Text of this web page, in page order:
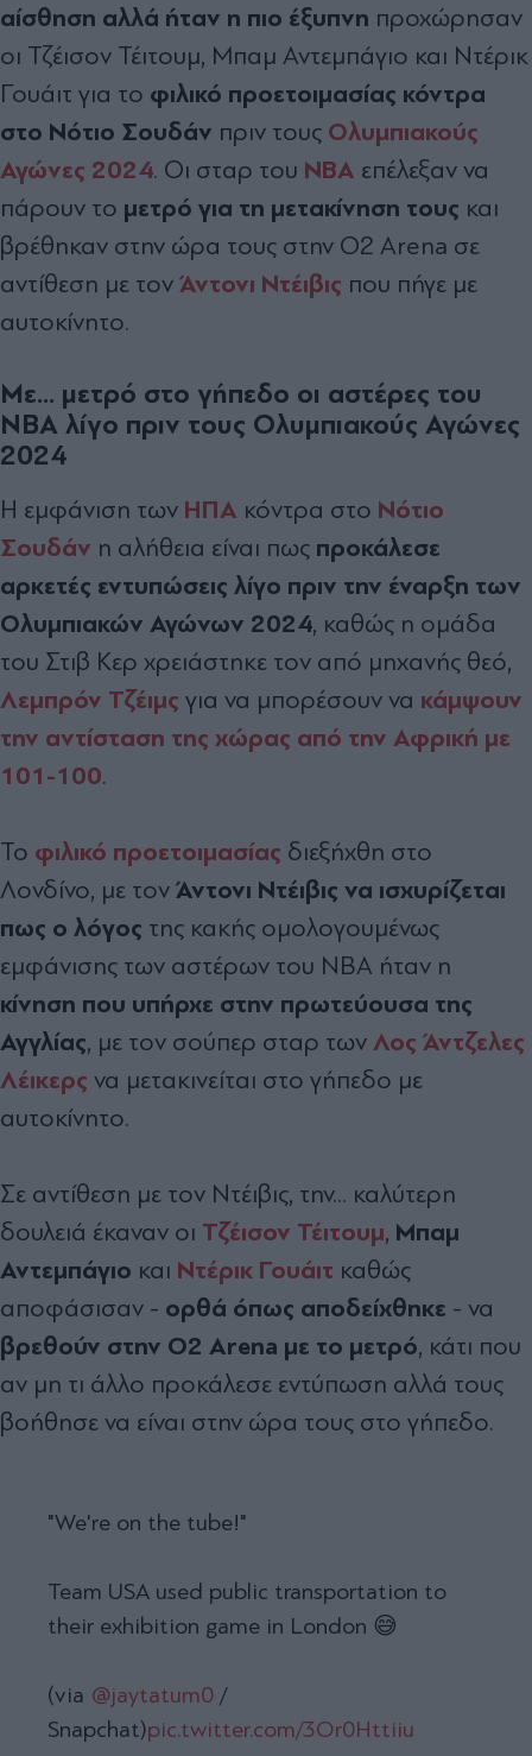
αίσθηση αλλά ήταν η πιο έξυπνη προχώρησαν
οι Τζέισον Τέιτουμ, Μπαμ Αντεμπάγιο και Ντέρικ
Γουάιτ για το φιλικό προετοιμασίας κόντρα
στο Νότιο Σουδάν πριν τους Ολυμπιακούς
Αγώνες 2024. Οι σταρ του NBA επέλεξαν να
πάρουν το μετρό για τη μετακίνηση τους και
βρέθηκαν στην ώρα τους στην O2 Arena σε
αντίθεση με τον Άντονι Ντέιβις που πήγε με
αυτοκίνητο.
Με... μετρό στο γήπεδο οι αστέρες του
NBA λίγο πριν τους Ολυμπιακούς Αγώνες
2024
Η εμφάνιση των ΗΠΑ κόντρα στο Νότιο
Σουδάν η αλήθεια είναι πως προκάλεσε
αρκετές εντυπώσεις λίγο πριν την έναρξη των
Ολυμπιακών Αγώνων 2024, καθώς η ομάδα
του Στιβ Κερ χρειάστηκε τον από μηχανής θεό,
Λεμπρόν Τζέιμς για να μπορέσουν να κάμψουν
την αντίσταση της χώρας από την Αφρική με
101-100.
Το φιλικό προετοιμασίας διεξήχθη στο
Λονδίνο, με τον Άντονι Ντέιβις να ισχυρίζεται
πως ο λόγος της κακής ομολογουμένως
εμφάνισης των αστέρων του NBA ήταν η
κίνηση που υπήρχε στην πρωτεύουσα της
Αγγλίας, με τον σούπερ σταρ των Λος Άντζελες
Λέικερς να μετακινείται στο γήπεδο με
αυτοκίνητο.
Σε αντίθεση με τον Ντέιβις, την... καλύτερη
δουλειά έκαναν οι Τζέισον Τέιτουμ, Μπαμ
Αντεμπάγιο και Ντέρικ Γουάιτ καθώς
αποφάσισαν - ορθά όπως αποδείχθηκε - να
βρεθούν στην O2 Arena με το μετρό, κάτι που
αν μη τι άλλο προκάλεσε εντύπωση αλλά τους
βοήθησε να είναι στην ώρα τους στο γήπεδο.
"We're on the tube!"
Team USA used public transportation to
their exhibition game in London 😅
(via @jaytatum0 /
Snapchat)pic.twitter.com/3Or0Httiiu